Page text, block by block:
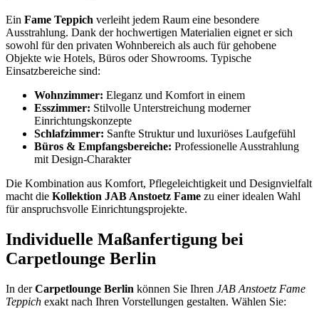
Ein Fame Teppich verleiht jedem Raum eine besondere
Ausstrahlung. Dank der hochwertigen Materialien eignet er sich
sowohl für den privaten Wohnbereich als auch für gehobene
Objekte wie Hotels, Büros oder Showrooms. Typische
Einsatzbereiche sind:
Wohnzimmer: Eleganz und Komfort in einem
Esszimmer: Stilvolle Unterstreichung moderner
Einrichtungskonzepte
Schlafzimmer: Sanfte Struktur und luxuriöses Laufgefühl
Büros & Empfangsbereiche: Professionelle Ausstrahlung
mit Design-Charakter
Die Kombination aus Komfort, Pflegeleichtigkeit und Designvielfalt
macht die Kollektion JAB Anstoetz Fame zu einer idealen Wahl
für anspruchsvolle Einrichtungsprojekte.
Individuelle Maßanfertigung bei
Carpetlounge Berlin
In derCarpetlounge Berlin können Sie Ihren JAB Anstoetz Fame
Teppich exakt nach Ihren Vorstellungen gestalten. Wählen Sie: